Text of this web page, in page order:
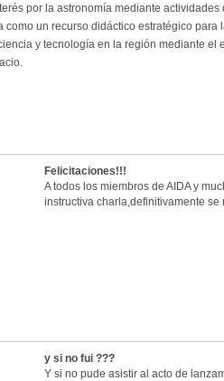
por la astronomía mediante
como un recurso didáctico estratégico
y tecnología en la región mediante
Felicitaciones!!!
A todos los miembros de AIDA y
instructiva charla,definitivamente se
y si no fui ???
Y si no pude asistir al acto de